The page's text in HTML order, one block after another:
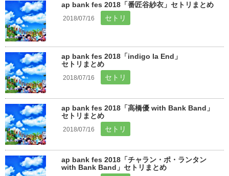
ap bank fes 2018「番匠谷紗衣」セトリまとめ
2018/07/16 セトリ
ap bank fes 2018「indigo la End」
セトリまとめ
2018/07/16 セトリ
ap bank fes 2018「高橋優 with Bank Band」
セトリまとめ
2018/07/16 セトリ
ap bank fes 2018「チャラン・ポ・ランタン
with Bank Band」セトリまとめ